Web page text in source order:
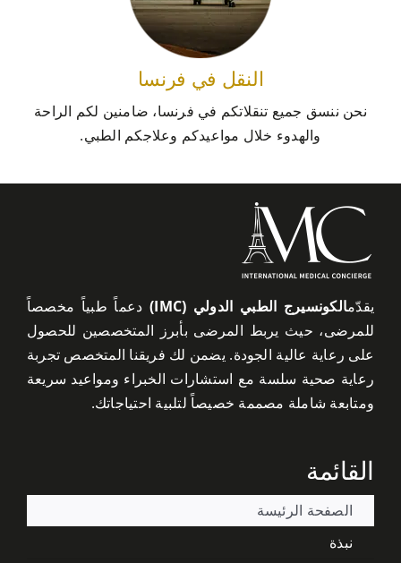
النقل في فرنسا
نحن ننسق جميع تنقلاتكم في فرنسا، ضامنين لكم الراحة
والهدوء خلال مواعيدكم وعلاجكم الطبي.
يقدّمالكونسيرج الطبي الدولي (IMC)
دعماً طبياً مخصصاً
للمرضى، حيث يربط المرضى بأبرز المتخصصين للحصول
على رعاية عالية الجودة. يضمن لك فريقنا المتخصص تجربة
رعاية صحية سلسة مع استشارات الخبراء ومواعيد سريعة
ومتابعة شاملة مصممة خصيصاً لتلبية احتياجاتك.
القائمة
الصفحة الرئيسة
نبذة